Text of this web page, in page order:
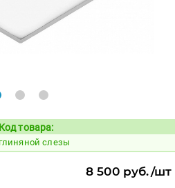
Код:
1080346
Код товара:
слезы
8 500 руб./шт